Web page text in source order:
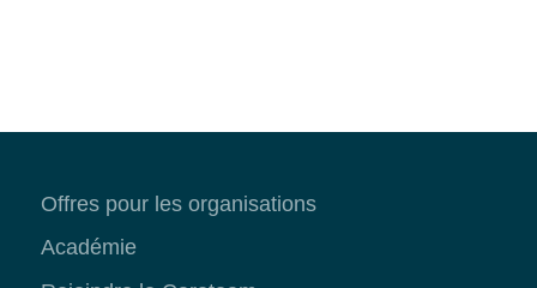
Offres pour les organisations
Académie